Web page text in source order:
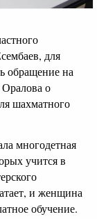
для
обращение на
о
шахматного
многодетная
учится в
и женщина
обучение.